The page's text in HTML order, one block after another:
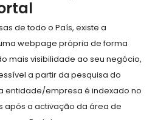
de todo o País, existe a
webpage própria de forma
mais visibilidade ao seu negócio,
a partir da pesquisa do
entidade/empresa é indexado no
após a activação da área de